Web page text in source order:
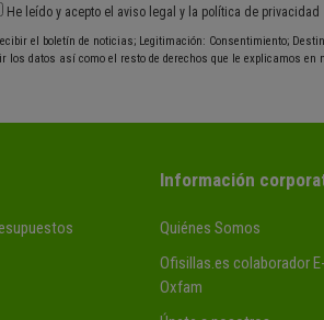
He leído y acepto el aviso legal y la política de privacidad
el boletín de noticias; Legitimación: Consentimiento;
los datos así como el resto de derechos que le explicamos en
Información
Quiénes Somos
Ofisillas.es colaborador
Oxfam